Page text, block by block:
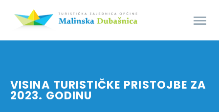
VISINA TURISTIČKE PRISTOJBE ZA
2023. GODINU